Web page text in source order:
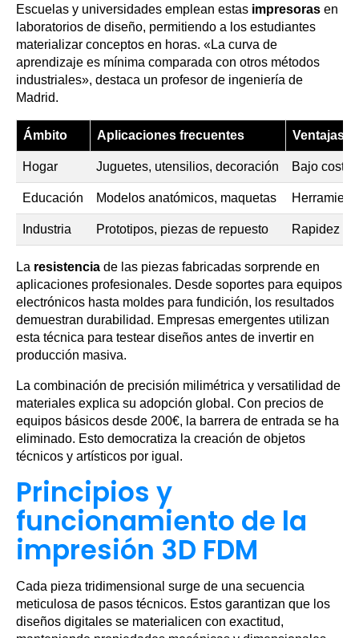
Escuelas y universidades emplean estas impresoras en
laboratorios de diseño, permitiendo a los estudiantes
materializar conceptos en horas. «La curva de
aprendizaje es mínima comparada con otros métodos
industriales», destaca un profesor de ingeniería de
Madrid.
Ámbito Aplicaciones frecuentes Ventajas
Hogar Juguetes, utensilios, decoración Bajo costo
Educación Modelos anatómicos, maquetas
Industria Prototipos, piezas de repuesto Rapidez y
La resistencia de las piezas fabricadas sorprende en
aplicaciones profesionales. Desde soportes para equipos
electrónicos hasta moldes para fundición, los resultados
demuestran durabilidad. Empresas emergentes utilizan
esta técnica para testear diseños antes de invertir en
producción masiva.
La combinación de precisión milimétrica y versatilidad de
materiales explica su adopción global. Con precios de
equipos básicos desde 200€, la barrera de entrada se ha
eliminado. Esto democratiza la creación de objetos
técnicos y artísticos por igual.
Principios y
funcionamiento de la
impresión 3D FDM
Cada pieza tridimensional surge de una secuencia
meticulosa de pasos técnicos. Estos garantizan que los
diseños digitales se materialicen con exactitud,